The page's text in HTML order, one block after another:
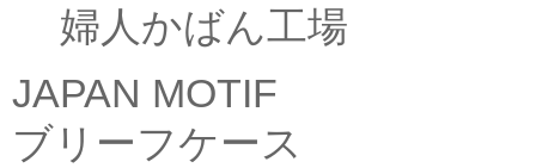
婦人かばん工場
JAPAN MOTIF
ブリーフケース